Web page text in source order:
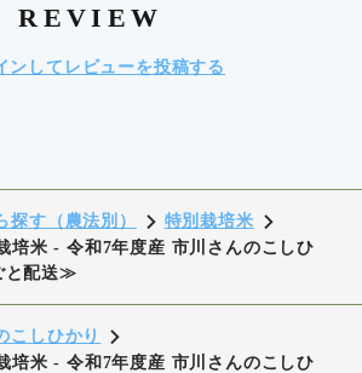
REVIEW
ンしてレビューを投稿する
探す（農法別）
特別栽培米
培米 - 令和7年度産 市川さんのこしひ
と配送≫
こしひかり
培米 - 令和7年度産 市川さんのこしひ